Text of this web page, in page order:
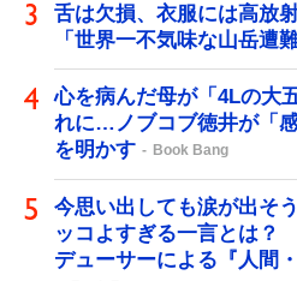
舌は欠損、衣服には高放
「世界一不気味な山岳遭
心を病んだ母が「4Lの大
れに…ノブコブ徳井が「
を明かす
Book Bang
今思い出しても涙が出そ
ッコよすぎる一言とは？
デューサーによる『人間